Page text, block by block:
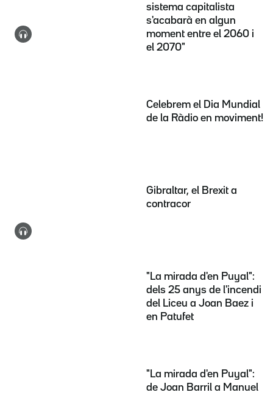
sistema capitalista
s'acabarà en algun
moment entre el 2060 i
el 2070"
Celebrem el Dia Mundial
de la Ràdio en moviment!
Gibraltar, el Brexit a
contracor
"La mirada d'en Puyal":
dels 25 anys de l'incendi
del Liceu a Joan Baez i
en Patufet
"La mirada d'en Puyal":
de Joan Barril a Manuel